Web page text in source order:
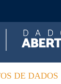
DE DADOS